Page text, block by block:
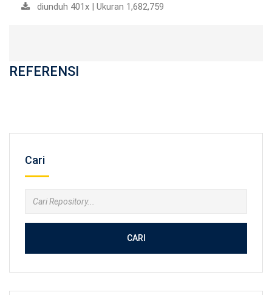
diunduh 401x | Ukuran 1,682,759
REFERENSI
Cari
CARI